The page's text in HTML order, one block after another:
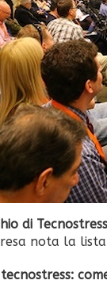
di
resa nota la
tecnostress: